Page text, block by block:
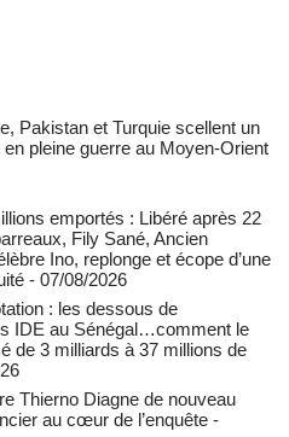
Pakistan et Turquie scellent un
pleine guerre au Moyen-Orient
emportés : Libéré après 22
Fily Sané, Ancien
Ino, replonge et écope d’une
- 07/08/2026
: les dessous de
IDE au Sénégal…comment le
de 3 milliards à 37 millions de
Thierno Diagne de nouveau
au cœur de l’enquête -